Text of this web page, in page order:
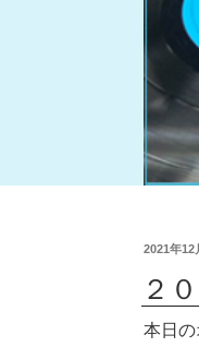
2021年12
２
本日